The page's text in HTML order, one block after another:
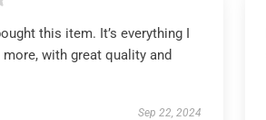
this item. It’s everything I
more, with great quality and
Sep 22, 2024